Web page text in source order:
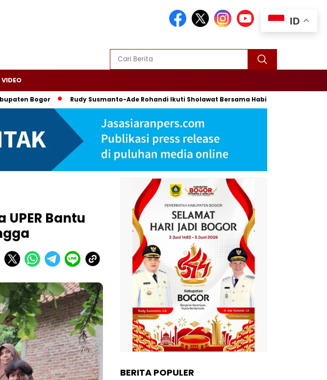
VIDEO
Rudy Susmanto-Ade Rohandi Ikuti Sholawat Bersama Habib Syech Bin Abdul Qodir
Bantu
BERITA POPULER
ID